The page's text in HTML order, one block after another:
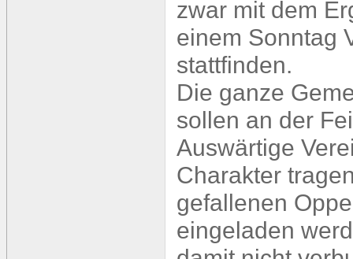
zwar mit dem
einem Sonntag
stattfinden.
Die ganze
sollen an der
Auswärtige
Charakter
gefallenen
eingeladen